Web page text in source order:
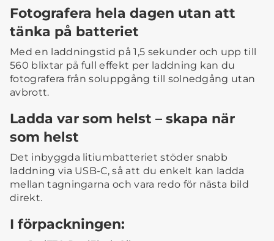
Fotografera hela dagen utan att
tänka på batteriet
Med en laddningstid på 1,5 sekunder och upp till
560 blixtar på full effekt per laddning kan du
fotografera från soluppgång till solnedgång utan
avbrott.
Ladda var som helst – skapa när
som helst
Det inbyggda litiumbatteriet stöder snabb
laddning via USB-C, så att du enkelt kan ladda
mellan tagningarna och vara redo för nästa bild
direkt.
I förpackningen: